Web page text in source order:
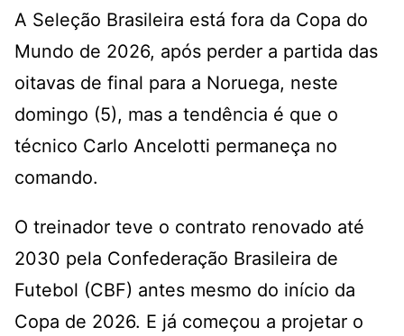
A Seleção Brasileira está fora da Copa do
Mundo de 2026, após perder a partida das
oitavas de final para a Noruega, neste
domingo (5), mas a tendência é que o
técnico Carlo Ancelotti permaneça no
comando.
O treinador teve o contrato renovado até
2030 pela Confederação Brasileira de
Futebol (CBF) antes mesmo do início da
Copa de 2026. E já começou a projetar o